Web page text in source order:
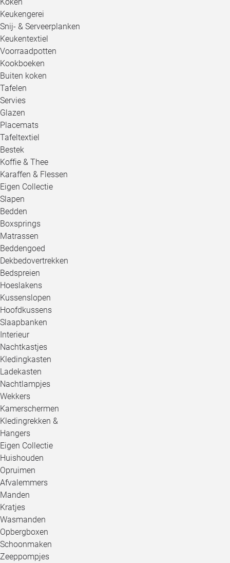
Keukengerei
Snij- & Serveerplanken
Keukentextiel
Voorraadpotten
Kookboeken
Buiten koken
Tafelen
Servies
Glazen
Placemats
Tafeltextiel
Bestek
Koffie & Thee
Karaffen & Flessen
Eigen Collectie
Slapen
Bedden
Boxsprings
Matrassen
Beddengoed
Dekbedovertrekken
Bedspreien
Hoeslakens
Kussenslopen
Hoofdkussens
Slaapbanken
Interieur
Nachtkastjes
Kledingkasten
Ladekasten
Nachtlampjes
Wekkers
Kamerschermen
Kledingrekken &
Hangers
Eigen Collectie
Huishouden
Opruimen
Afvalemmers
Manden
Kratjes
Wasmanden
Opbergboxen
Schoonmaken
Zeeppompjes